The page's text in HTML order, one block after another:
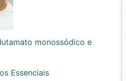
monossódico e
Essenciais